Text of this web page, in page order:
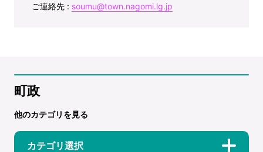
ご連絡先 : soumu@town.nagomi.lg.jp
町政
他のカテゴリを見る
カテゴリ選択